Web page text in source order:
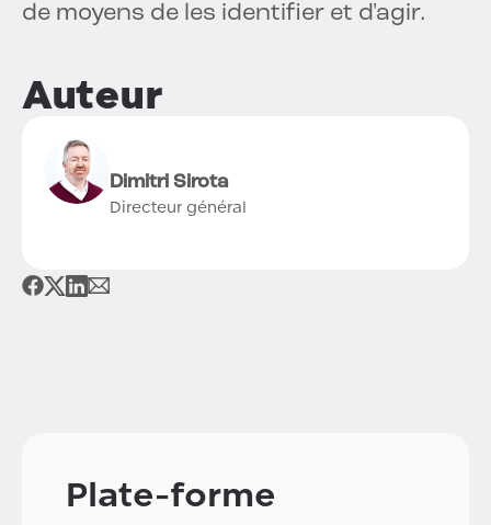
de moyens de les identifier et d'agir.
Auteur
Dimitri Sirota
Directeur général
Plate-forme